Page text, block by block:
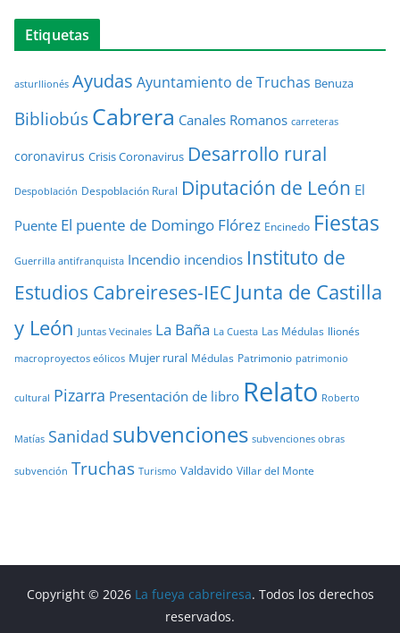
Etiquetas
asturllionés Ayudas Ayuntamiento de Truchas Benuza
BibliobúsCabrera Canales Romanos carreteras
coronavirus Crisis Coronavirus Desarrollo rural
Despoblación Despoblación Rural Diputación de León El
Puente El puente de Domingo Flórez Encinedo Fiestas
Guerrilla antifranquista Incendio incendios Instituto de
Estudios Cabreireses-IEC Junta de Castilla
y León Juntas Vecinales La Baña La Cuesta Las Médulas llionés
macroproyectos eólicos Mujer rural Médulas Patrimonio patrimonio
cultural Pizarra Presentación de libro Relato Roberto
Matías Sanidad subvenciones subvenciones obras
subvención Truchas Turismo Valdavido Villar del Monte
Copyright © 2026 La fueya cabreiresa. Todos los derechos
reservados.